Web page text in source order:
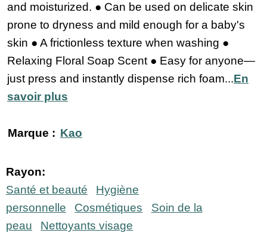
and moisturized. ● Can be used on delicate skin
prone to dryness and mild enough for a baby's
skin ● A frictionless texture when washing ●
Relaxing Floral Soap Scent ● Easy for anyone—
just press and instantly dispense rich foam...En
savoir plus
Marque : Kao
Rayon:
Santé et beauté
Hygiène
personnelle
Cosmétiques
Soin de la
peau
Nettoyants visage